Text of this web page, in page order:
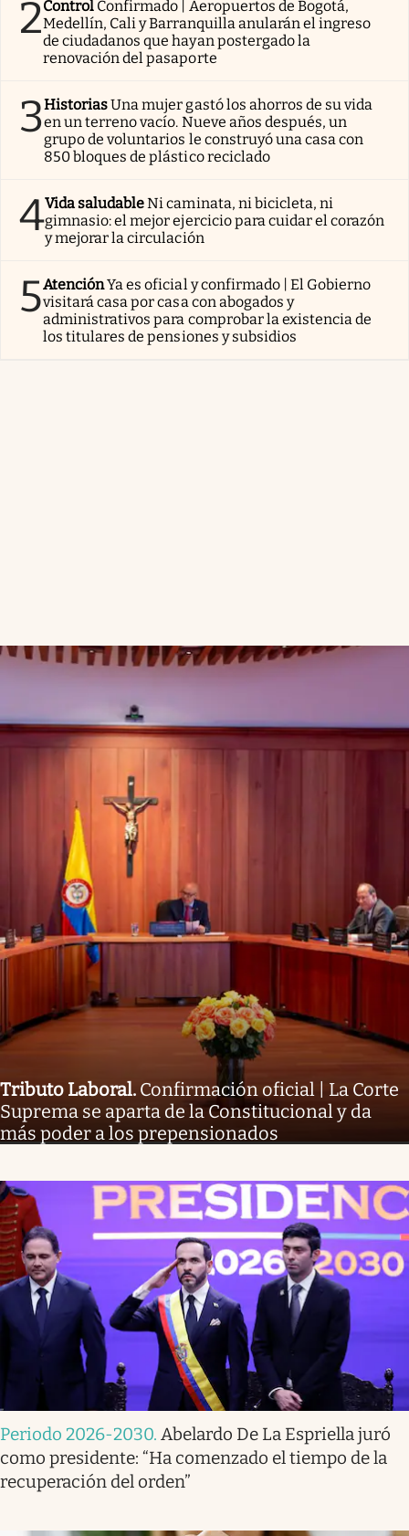
2Control Confirmado | Aeropuertos de Bogotá,
Medellín, Cali y Barranquilla anularán el ingreso
de ciudadanos que hayan postergado la
renovación del pasaporte
3HistoriasUna mujer gastó los ahorros de su vida
en un terreno vacío. Nueve años después, un
grupo de voluntarios le construyó una casa con
850 bloques de plástico reciclado
4Vida saludableNi caminata, ni bicicleta, ni
gimnasio: el mejor ejercicio para cuidar el corazón
y mejorar la circulación
5AtenciónYa es oficial y confirmado | El Gobierno
visitará casa por casa con abogados y
administrativos para comprobar la existencia de
los titulares de pensiones y subsidios
Tributo Laboral. Confirmación oficial | La Corte
Suprema se aparta de la Constitucional y da
más poder a los prepensionados
Periodo 2026-2030. Abelardo De La Espriella juró
como presidente: “Ha comenzado el tiempo de la
recuperación del orden”